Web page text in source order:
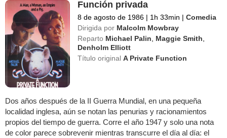
Función privada
8 de agosto de 1986 | 1h 33min | Comedia
Dirigida por Malcolm Mowbray
Reparto Michael Palin, Maggie Smith,
Denholm Elliott
Título originalA Private Function
Dos años después de la II Guerra Mundial, en una pequeña
localidad inglesa, aún se notan las penurias y racionamientos
propios del tiempo de guerra. Corre el año 1947 y solo una nota
de color parece sobrevenir mientras transcurre el día al día: el